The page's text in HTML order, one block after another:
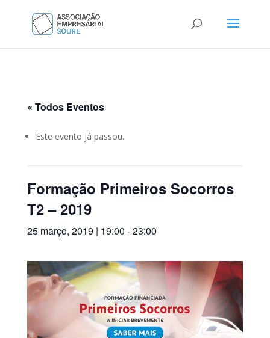
« Todos Eventos
Este evento já passou.
Formação Primeiros Socorros
T2 – 2019
25 março, 2019 | 19:00 -23:00